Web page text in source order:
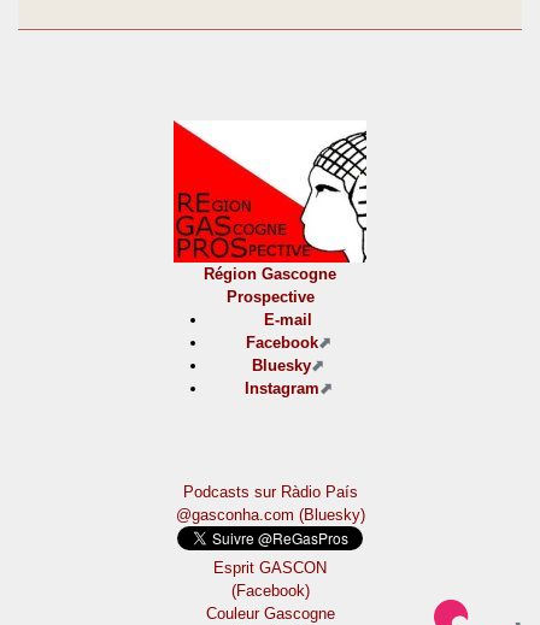
Région Gascogne
Prospective
E-mail
Facebook
Bluesky
Instagram
Podcasts sur Ràdio País
@gasconha.com (Bluesky)
Esprit GASCON
(Facebook)
Couleur Gascogne